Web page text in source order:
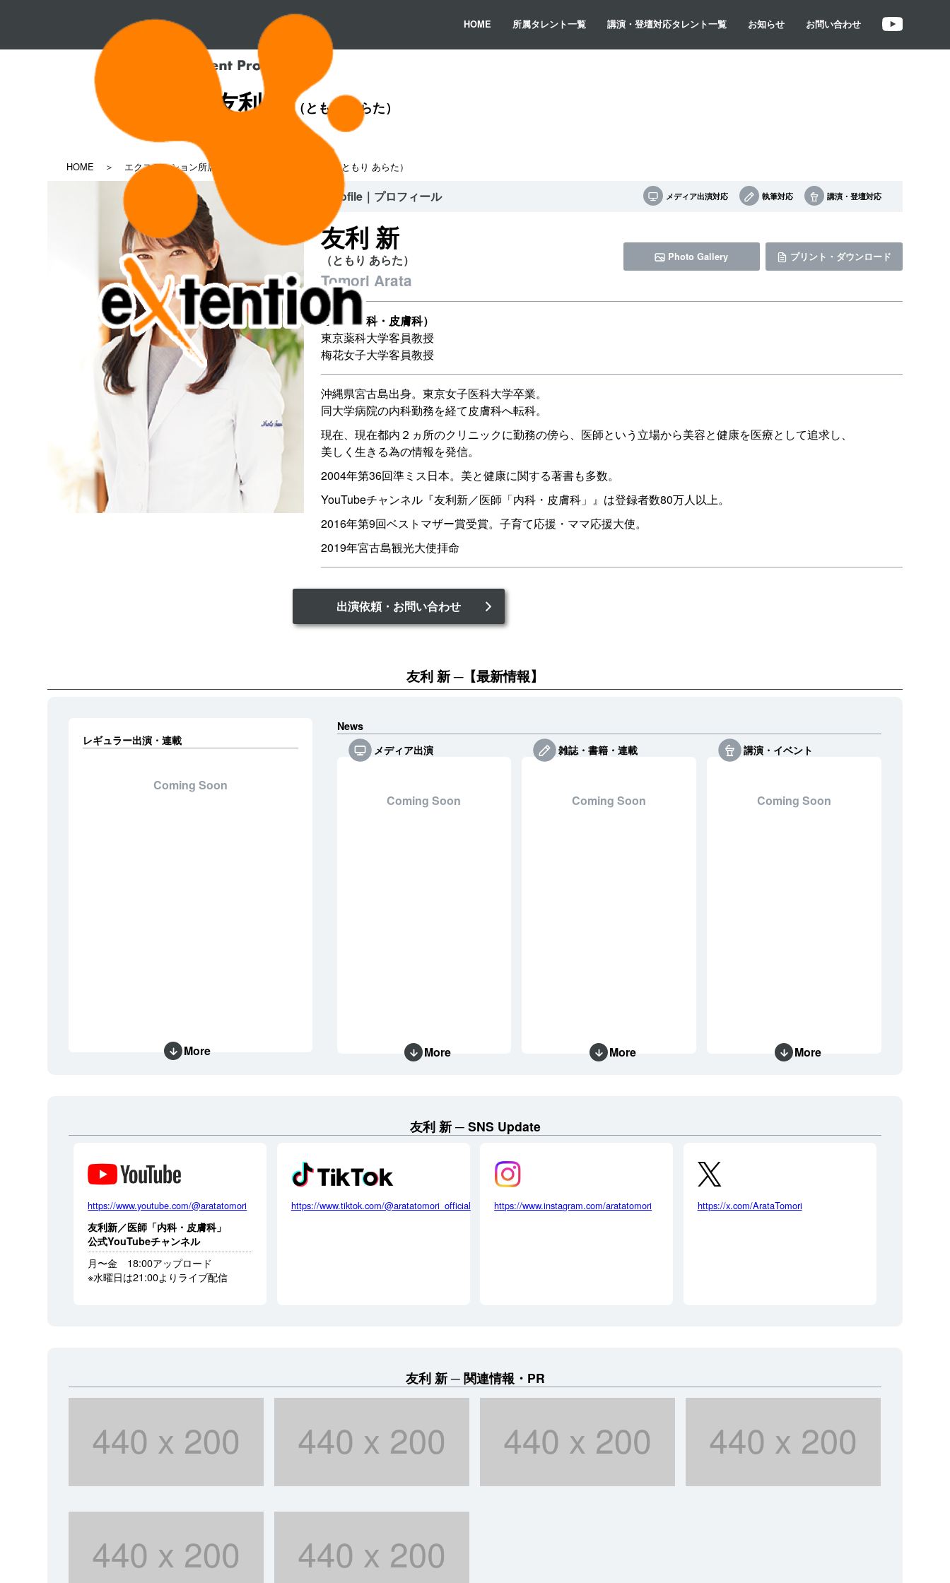
HOME 所属タレント一覧 講演・登壇対応タレント一覧 お知らせ お問い合わせ
友利 新 （ともり あらた）
HOME エクステンション所属タレント一覧 友利 新（ともり あらた）
Profile｜プロフィール メディア出演対応 執筆対応 講演・登壇対応
友利 新
（ともり あらた）
Tomori Arata
Photo Gallery プリント・ダウンロード
医師（内科・皮膚科）
東京薬科大学客員教授
梅花女子大学客員教授
沖縄県宮古島出身。東京女子医科大学卒業。
同大学病院の内科勤務を経て皮膚科へ転科。
現在、現在都内２ヵ所のクリニックに勤務の傍ら、医師という立場から美容と健康を医療として追求し、
美しく生きる為の情報を発信。
2004年第36回準ミス日本。美と健康に関する著書も多数。
YouTubeチャンネル『友利新／医師「内科・皮膚科」』は登録者数80万人以上。
2016年第9回ベストマザー賞受賞。子育て応援・ママ応援大使。
2019年宮古島観光大使拝命
出演依頼・お問い合わせ
友利 新 【最新情報】
レギュラー出演・連載
Coming Soon
More
News
メディア出演
Coming Soon
More
雑誌・書籍・連載
Coming Soon
More
講演・イベント
Coming Soon
More
友利 新 SNS Update
https://www.youtube.com/@aratatomori
友利新／医師「内科・皮膚科」
公式YouTubeチャンネル
月〜金 18:00アップロード
※水曜日は21:00よりライブ配信
https://www.tiktok.com/@aratatomori_official https://www.instagram.com/aratatomori https://x.com/ArataTomori
友利 新 関連情報・PR